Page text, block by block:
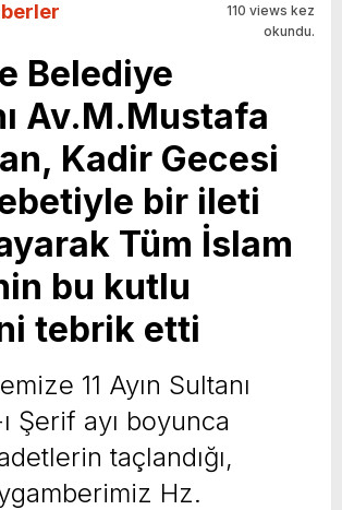
110 views kez
okundu.
Belediye
Av.M.Mustafa
Kadir Gecesi
bir ileti
Tüm İslam
bu kutlu
tebrik etti
11 Ayın Sultanı
Şerif ayı boyunca
taçlandığı,
Hz.